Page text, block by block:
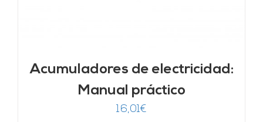
Acumuladores de electricidad:
Manual práctico
16,01€